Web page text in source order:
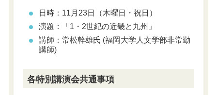
日時：11月23日（木曜日・祝日）
演題：「1・2世紀の近畿と九州」
講師：常松幹雄氏 (福岡大学人文学部非常勤
講師)
各特別講演会共通事項